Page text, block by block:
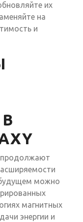
их
на
и
продолжают
можно
магнитных
энергии и